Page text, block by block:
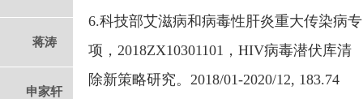
蒋涛
申家轩
6.科技部艾滋病和病毒性肝炎重大传染病专
项， 2018ZX10301101 ， HIV病毒潜伏库清
除新策略研究。 2018/01-2020/12, 183.74